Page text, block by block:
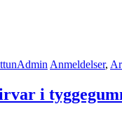
Anmeldelser,
i